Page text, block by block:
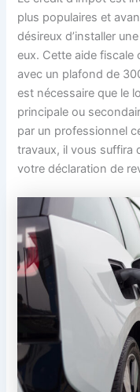
plus populaires et
désireux d’installer
eux. Cette aide fiscale
avec un plafond de
est nécessaire que le
principale ou
par un professionnel
travaux, il vous suffira
votre déclaration de